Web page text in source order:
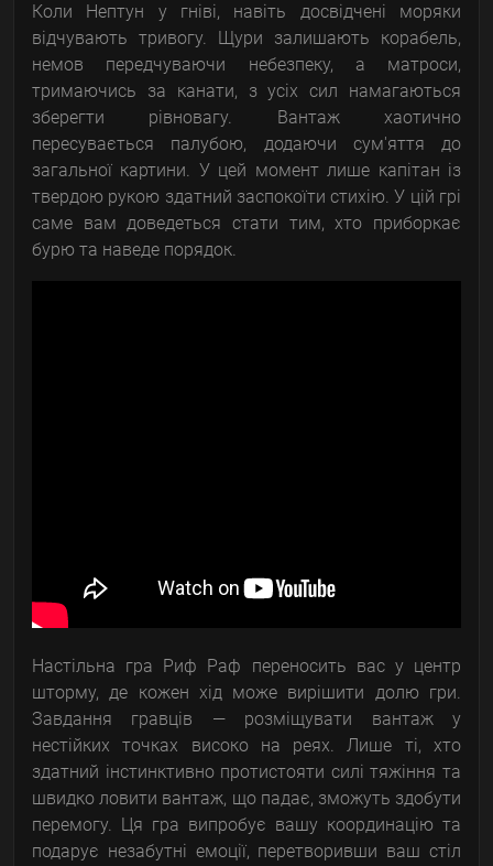
Коли Нептун у гніві, навіть досвідчені моряки
відчувають тривогу. Щури залишають корабель,
немов передчуваючи небезпеку, а матроси,
тримаючись за канати, з усіх сил намагаються
зберегти рівновагу. Вантаж хаотично
пересувається палубою, додаючи сум'яття до
загальної картини. У цей момент лише капітан із
твердою рукою здатний заспокоїти стихію. У цій грі
саме вам доведеться стати тим, хто приборкає
бурю та наведе порядок.
Настільна гра Риф Раф переносить вас у центр
шторму, де кожен хід може вирішити долю гри.
Завдання гравців — розміщувати вантаж у
нестійких точках високо на реях. Лише ті, хто
здатний інстинктивно протистояти силі тяжіння та
швидко ловити вантаж, що падає, зможуть здобути
перемогу. Ця гра випробує вашу координацію та
подарує незабутні емоції, перетворивши ваш стіл